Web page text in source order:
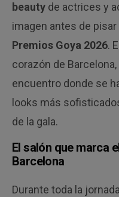
beauty de actrices y
imagen antes de
Premios Goya 2026.
corazón de
encuentro donde se
looks más
de la gala.
El salón que marca
Barcelona
Durante toda la